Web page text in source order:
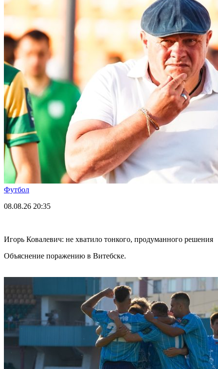
Футбол
08.08.26 20:35
Игорь Ковалевич: не хватило тонкого, продуманного решения
Объяснение поражению в Витебске.